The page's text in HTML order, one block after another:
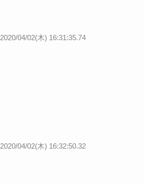
2020/04/02(木) 16:31:35.74
2020/04/02(木) 16:32:50.32